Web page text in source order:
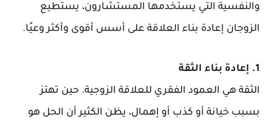
والنفسية التي يستخدمها المستشارون، يستطيع
الزوجان إعادة بناء العلاقة على أسس أقوى وأكثر وعيًا.
1. إعادة بناء الثقة
الثقة هي العمود الفقري للعلاقة الزوجية. حين تهتز
بسبب خيانة أو كذب أو إهمال، يظن الكثير أن الحل هو